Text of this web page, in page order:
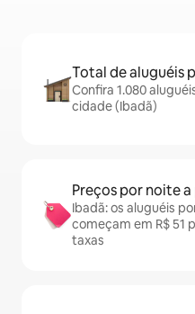
Total de aluguéis
Confira 1.080
cidade (Ibadã)
Preços por noite
Ibadã: os aluguéis
começam em R$ 51
taxas